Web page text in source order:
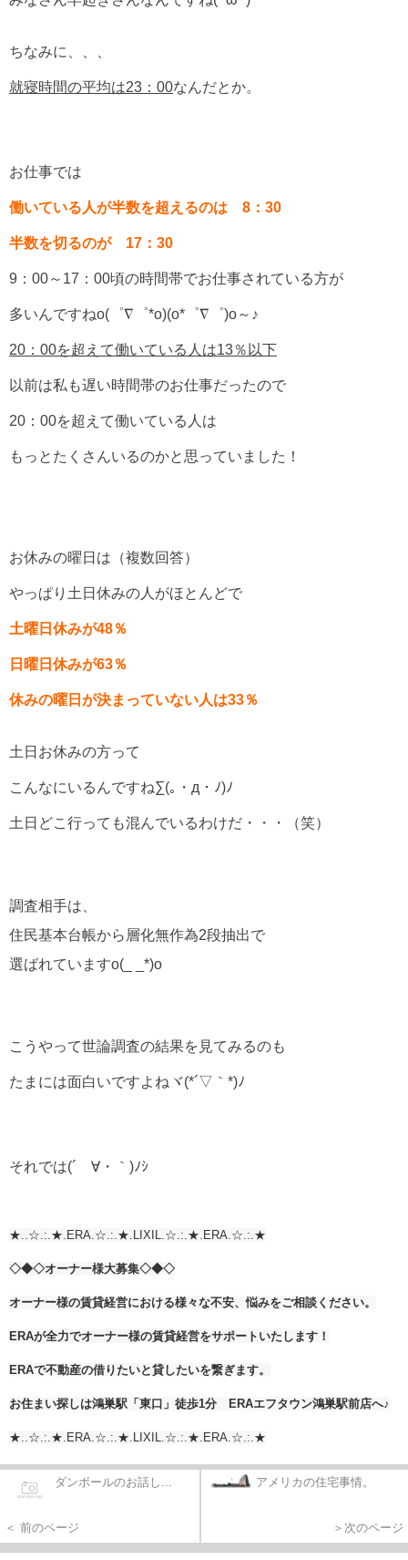
ちなみに、、、
就寝時間の平均は23：00なんだとか。
お仕事では
働いている人が半数を超えるのは 8：30
半数を切るのが 17：30
9：00～17：00頃の時間帯でお仕事されている方が
多いんですねo(゜∇゜*o)(o*゜∇゜)o～♪
20：00を超えて働いている人は13％以下
以前は私も遅い時間帯のお仕事だったので
20：00を超えて働いている人は
もっとたくさんいるのかと思っていました！
お休みの曜日は（複数回答）
やっぱり土日休みの人がほとんどで
土曜日休みが48％
日曜日休みが63％
休みの曜日が決まっていない人は33％
土日お休みの方って
こんなにいるんですね∑(｡・д・ﾉ)ﾉ
土日どこ行っても混んでいるわけだ・・・（笑）
調査相手は、
住民基本台帳から層化無作為2段抽出で
選ばれていますo(_ _*)o
こうやって世論調査の結果を見てみるのも
たまには面白いですよねヾ(*´▽｀*)ﾉ
それでは(´ゝ∀・｀)ﾉｼ
★..☆.:.★.ERA.☆.:.★.LIXIL.☆.:.★.ERA.☆.:.★
◇◆◇オーナー様大募集◇◆◇
オーナー様の賃貸経営における様々な不安、悩みをご相談ください。
ERAが全力でオーナー様の賃貸経営をサポートいたします！
ERAで不動産の借りたいと貸したいを繋ぎます。
お住まい探しは鴻巣駅「東口」徒歩1分 ERAエフタウン鴻巣駅前店へ♪
★..☆.:.★.ERA.☆.:.★.LIXIL.☆.:.★.ERA.☆.:.★
ダンボールのお話し...
＜ 前のページ
アメリカの住宅事情。
＞次のページ